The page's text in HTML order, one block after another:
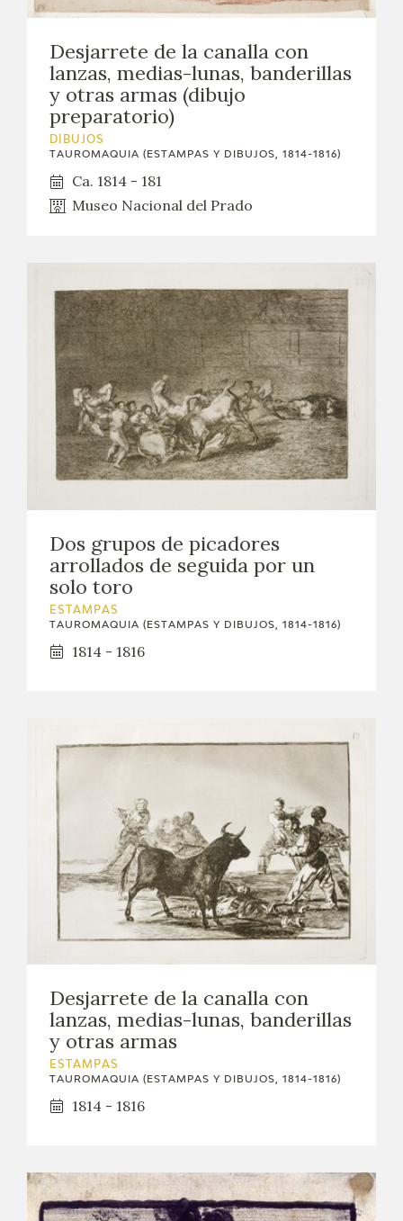
Desjarrete de la canalla con
lanzas, medias-lunas, banderillas
y otras armas (dibujo
preparatorio)
DIBUJOS
TAUROMAQUIA (ESTAMPAS Y DIBUJOS, 1814-1816)
Ca. 1814 - 181
Museo Nacional del Prado
Dos grupos de picadores
arrollados de seguida por un
solo toro
ESTAMPAS
TAUROMAQUIA (ESTAMPAS Y DIBUJOS, 1814-1816)
1814 - 1816
Desjarrete de la canalla con
lanzas, medias-lunas, banderillas
y otras armas
ESTAMPAS
TAUROMAQUIA (ESTAMPAS Y DIBUJOS, 1814-1816)
1814 - 1816